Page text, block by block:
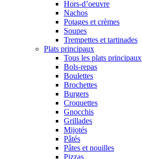
Hors-d’oeuvre
Nachos
Potages et crèmes
Soupes
Trempettes et tartinades
Plats principaux
Tous les plats principaux
Bols-repas
Boulettes
Brochettes
Burgers
Croquettes
Gnocchis
Grillades
Mijotés
Pâtés
Pâtes et nouilles
Pizzas